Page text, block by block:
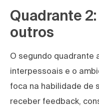
Quadrante
outros
O segundo quadrante
interpessoais e o
foca na habilidade de
receber feedback,